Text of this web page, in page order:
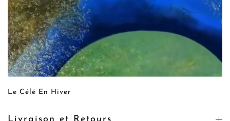
Le Célé En Hiver